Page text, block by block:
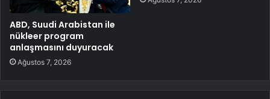
ABD, Suudi Arabistan ile
nükleer program
anlaşmasını duyuracak
Ağustos 7, 2026